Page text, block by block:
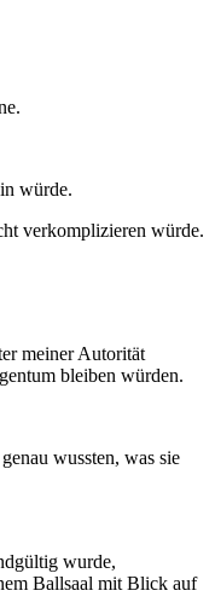
würde.
verkomplizieren würde.
meiner Autorität
bleiben würden.
wussten, was sie
wurde,
Ballsaal mit Blick auf